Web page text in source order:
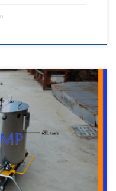
Cat Marka Jalan,
Mesin Cat Marka Jalan,
Pembuatan Mesin
– Mesin cat marka
memanaskan cat marka